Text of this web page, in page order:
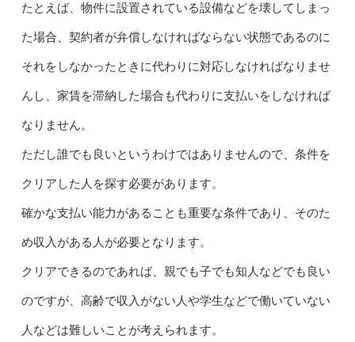
たとえば、物件に設置されている設備などを壊してしまっ
た場合、契約者が弁償しなければならない状態であるのに
それをしなかったときに代わりに対応しなければなりませ
んし、家賃を滞納した場合も代わりに支払いをしなければ
なりません。
ただし誰でも良いというわけではありませんので、条件を
クリアした人を探す必要があります。
確かな支払い能力があることも重要な条件であり、そのた
め収入がある人が必要となります。
クリアできるのであれば、親でも子でも知人などでも良い
のですが、高齢で収入がない人や学生などで働いていない
人などは難しいことが考えられます。